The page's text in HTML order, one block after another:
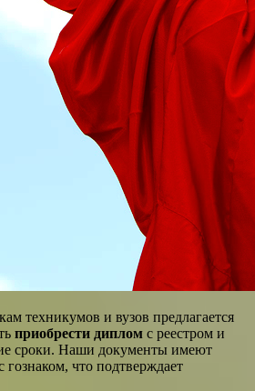
техникумов и вузов предлагается
приобрести диплом с реестром и
сроки. Наши документы имеют
гознаком, что подтверждает